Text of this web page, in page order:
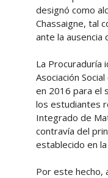
designó como
Chassaigne, tal
ante la ausencia
La Procuraduría
Asociación
en 2016 para el
los estudiantes
Integrado de
contravía del
establecido en
Por este hecho,